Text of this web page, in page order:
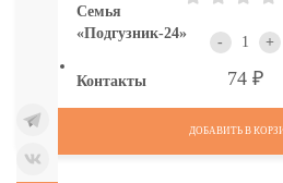
Семья
«Подгузник-24»
Контакты
- +
74
ДОБАВИТЬ В